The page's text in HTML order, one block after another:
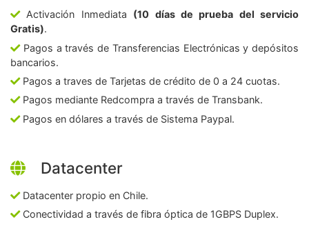
Activación Inmediata (10 días de prueba del servicio
Gratis).
Pagos a través de Transferencias Electrónicas y depósitos
bancarios.
Pagos a traves de Tarjetas de crédito de 0 a 24 cuotas.
Pagos mediante Redcompra a través de Transbank.
Pagos en dólares a través de Sistema Paypal.
Datacenter
Datacenter propio en Chile.
Conectividad a través de fibra óptica de 1GBPS Duplex.